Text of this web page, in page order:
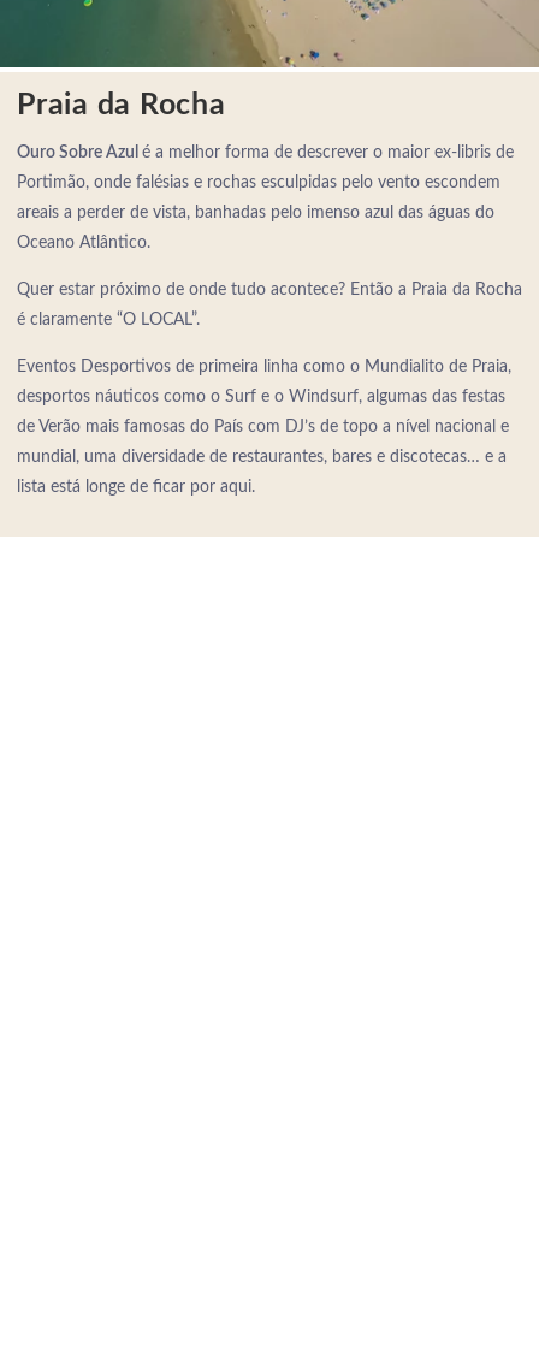
Praia da Rocha
Ouro Sobre Azul é a melhor forma de descrever o maior ex-libris de
Portimão, onde falésias e rochas esculpidas pelo vento escondem
areais a perder de vista, banhadas pelo imenso azul das águas do
Oceano Atlântico.
Quer estar próximo de onde tudo acontece? Então a Praia da Rocha
é claramente “O LOCAL”.
Eventos Desportivos de primeira linha como o Mundialito de Praia,
desportos náuticos como o Surf e o Windsurf, algumas das festas
de Verão mais famosas do País com DJ’s de topo a nível nacional e
mundial, uma diversidade de restaurantes, bares e discotecas… e a
lista está longe de ficar por aqui.